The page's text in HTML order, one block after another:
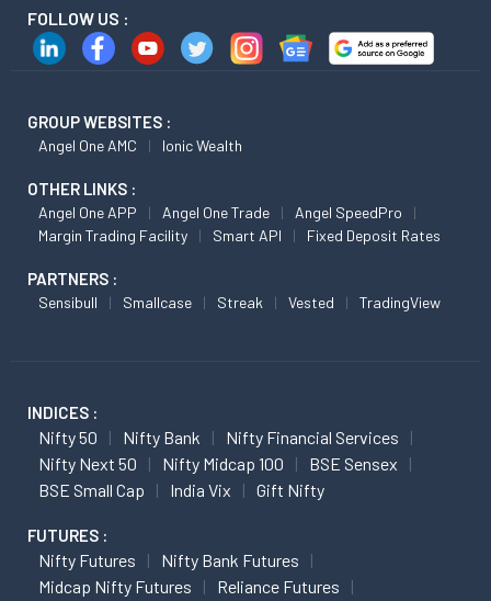
FOLLOW US :
GROUP WEBSITES :
Angel One AMC Ionic Wealth
OTHER LINKS :
Angel One APP Angel One Trade
Angel SpeedPro
Margin Trading Facility
Smart API Fixed Deposit Rates
PARTNERS :
Sensibull Smallcase Streak Vested TradingView
INDICES :
Nifty 50 Nifty Bank
Nifty Financial Services
Nifty Next 50
Nifty Midcap 100
BSE Sensex
BSE Small Cap
India Vix Gift Nifty
FUTURES :
Nifty Futures
Nifty Bank Futures
Midcap Nifty Futures
Reliance Futures